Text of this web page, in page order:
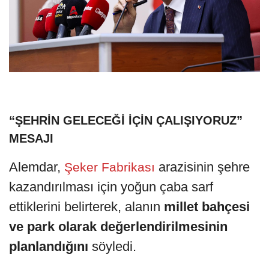
“ŞEHRİN GELECEĞİ İÇİN ÇALIŞIYORUZ”
MESAJI
Alemdar, Şeker Fabrikası arazisinin şehre
kazandırılması için yoğun çaba sarf
ettiklerini belirterek, alanın millet bahçesi
ve park olarak değerlendirilmesinin
planlandığını söyledi.